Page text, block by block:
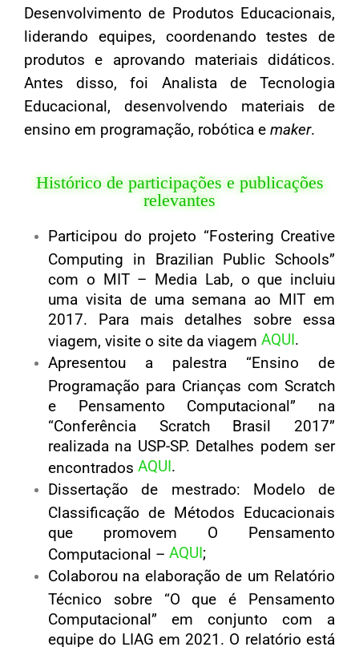
Desenvolvimento de Produtos Educacionais,
liderando equipes, coordenando testes de
produtos e aprovando materiais didáticos.
Antes disso, foi Analista de Tecnologia
Educacional, desenvolvendo materiais de
ensino em programação, robótica e maker.
Histórico de participações e publicações
relevantes
Participou do projeto “Fostering Creative
Computing in Brazilian Public Schools”
com o MIT – Media Lab, o que incluiu
uma visita de uma semana ao MIT em
2017. Para mais detalhes sobre essa
viagem, visite o site da viagem AQUI .
Apresentou a palestra “Ensino de
Programação para Crianças com Scratch
e Pensamento Computacional” na
“Conferência Scratch Brasil 2017”
realizada na USP-SP. Detalhes podem ser
encontrados AQUI .
Dissertação de mestrado: Modelo de
Classificação de Métodos Educacionais
que promovem O Pensamento
Computacional – AQUI ;
Colaborou na elaboração de um Relatório
Técnico sobre “O que é Pensamento
Computacional” em conjunto com a
equipe do LIAG em 2021. O relatório está